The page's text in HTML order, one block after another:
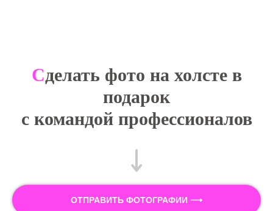
Сделать фото на холсте в
подарок
с командой профессионалов
ОТПРАВИТЬ ФОТОГРАФИИ ⟶